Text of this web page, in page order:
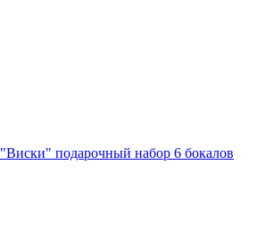
"Виски" подарочный набор 6 бокалов